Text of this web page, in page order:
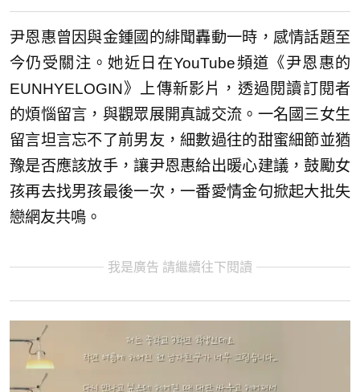
尹恩惠曾因與金鍾國的緋聞轟動一時，感情話題至
今仍受關注。她近日在YouTube頻道《尹恩惠的
EUNHYELOGIN》上傳新影片，透過閱讀訂閱者
的煩惱留言，與觀眾展開真誠交流。一名國三女生
留言坦言忘不了前男友，細數過往的甜蜜細節並猶
豫是否應該放手，讓尹恩惠給出暖心建議，鼓勵女
孩再去找男孩最後一次，一番愛情金句掀起大批失
戀網友共鳴。
我是廣告 請繼續往下閱讀